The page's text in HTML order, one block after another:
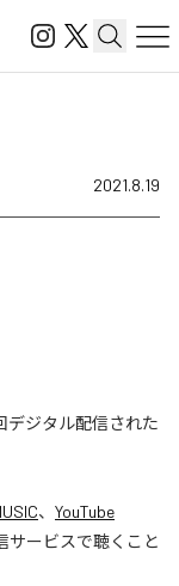
2021.8.19
デジタル配信された
、 YouTube
サービスで聴くこと